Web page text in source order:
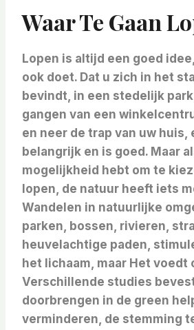
Waar Te Gaan
Lopen is altijd een goed
ook doet. Dat u zich in het
bevindt, in een stedelijk
gangen van een
en neer de trap van uw huis,
belangrijk en is goed. Maar
mogelijkheid hebt om te
lopen, de natuur heeft iets
Wandelen in natuurlijke
parken, bossen, rivieren,
heuvelachtige paden,
het lichaam, maar Het voedt
Verschillende studies
doorbrengen in de green
verminderen, de stemming